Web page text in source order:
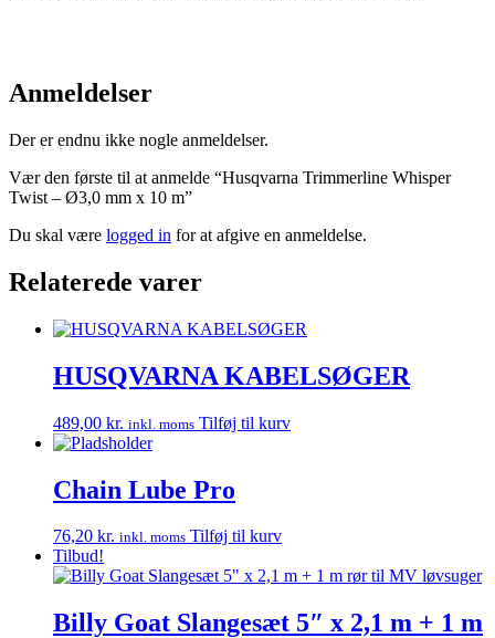
Anmeldelser
Der er endnu ikke nogle anmeldelser.
Vær den første til at anmelde “Husqvarna Trimmerline Whisper
Twist – Ø3,0 mm x 10 m”
Du skal være logged in for at afgive en anmeldelse.
Relaterede varer
HUSQVARNA KABELSØGER
489,00 kr. inkl. moms Tilføj til kurv
Chain Lube Pro
76,20 kr. inkl. moms Tilføj til kurv
Tilbud!
Billy Goat Slangesæt 5″ x 2,1 m + 1 m